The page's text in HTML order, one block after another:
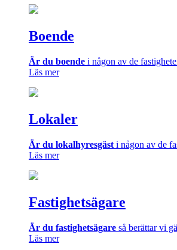
Boende
Är du boende i någon av de
Läs mer
Lokaler
Är du lokalhyresgäst i någon av de
Läs mer
Fastighetsägare
Är du fastighetsägare så berättar vi
Läs mer